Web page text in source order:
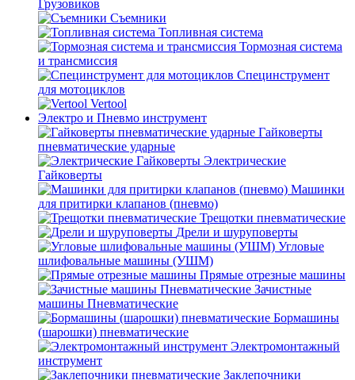
Грузовиков
Съемники
Топливная система
Тормозная система
и трансмиссия
Специнструмент
для мотоциклов
Vertool
Электро и Пневмо инструмент
Гайковерты
пневматические ударные
Электрические
Гайковерты
Машинки
для притирки клапанов (пневмо)
Трещотки пневматические
Дрели и шуруповерты
Угловые
шлифовальные машины (УШМ)
Прямые отрезные машины
Зачистные
машины Пневматические
Бормашины
(шарошки) пневматические
Электромонтажный
инструмент
Заклепочники